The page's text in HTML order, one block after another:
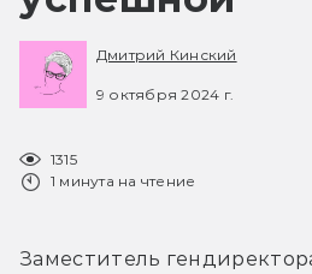
Дмитрий Кинский
9 октября 2024 г.
1315
1 минута на чтение
Заместитель